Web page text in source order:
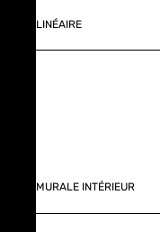
LINÉAIRE
MURALE INTÉRIEUR